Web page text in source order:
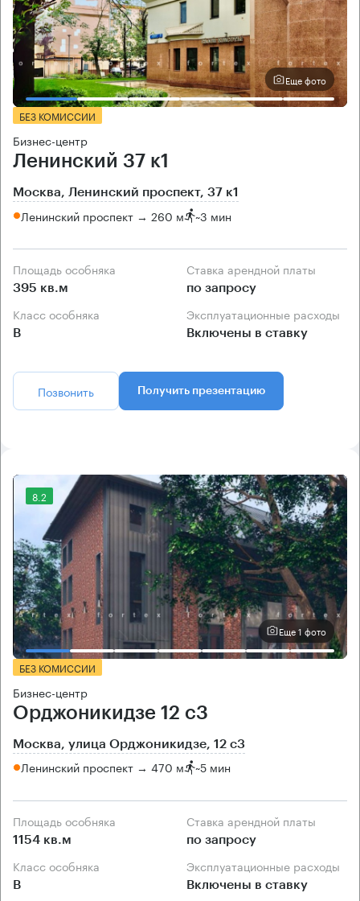
Еще фото
БЕЗ КОМИССИИ
Бизнес-центр
Ленинский 37 к1
Москва, Ленинский проспект, 37 к1
Ленинский проспект → 260 м ~3 мин
Площадь особняка
395 кв.м
Ставка арендной платы
по запросу
Класс особняка
B
Эксплуатационные расходы
Включены в ставку
Позвонить Получить презентацию
8.2
Еще 1 фото
БЕЗ КОМИССИИ
Бизнес-центр
Орджоникидзе 12 с3
Москва, улица Орджоникидзе, 12 с3
Ленинский проспект → 470 м ~5 мин
Площадь особняка
1154 кв.м
Ставка арендной платы
по запросу
Класс особняка
B
Эксплуатационные расходы
Включены в ставку